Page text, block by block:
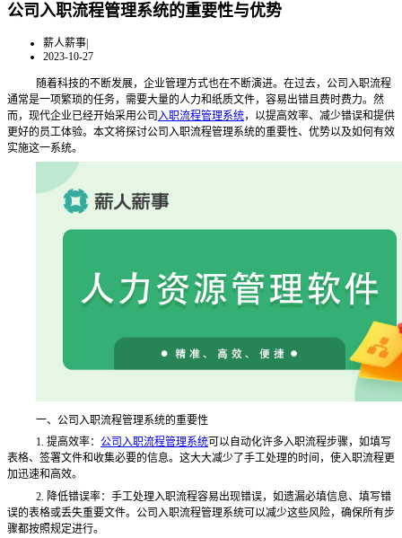
公司入职流程管理系统的重要性与优势
薪人薪事|
2023-10-27
随着科技的不断发展，企业管理方式也在不断演进。在过去，公司入职流程
通常是一项繁琐的任务，需要大量的人力和纸质文件，容易出错且费时费力。然
而，现代企业已经开始采用公司入职流程管理系统，以提高效率、减少错误和提供
更好的员工体验。本文将探讨公司入职流程管理系统的重要性、优势以及如何有效
实施这一系统。
一、公司入职流程管理系统的重要性
1. 提高效率： 公司入职流程管理系统可以自动化许多入职流程步骤，如填写
表格、签署文件和收集必要的信息。这大大减少了手工处理的时间，使入职流程更
加迅速和高效。
2. 降低错误率：手工处理入职流程容易出现错误，如遗漏必填信息、填写错
误的表格或丢失重要文件。公司入职流程管理系统可以减少这些风险，确保所有步
骤都按照规定进行。